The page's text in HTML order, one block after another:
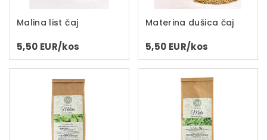
Malina list čaj
5,50 EUR/kos
Materina dušica čaj
5,50 EUR/kos